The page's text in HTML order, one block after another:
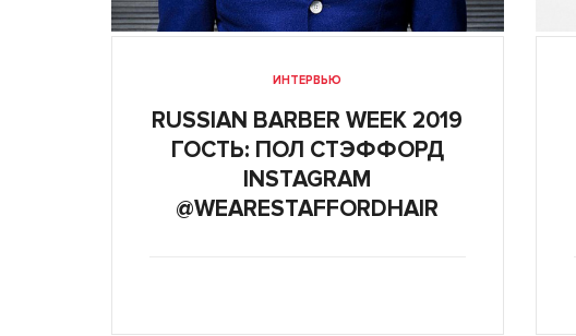
ИНТЕРВЬЮ
RUSSIAN BARBER WEEK 2019
ГОСТЬ: ПОЛ СТЭФФОРД
INSTAGRAM
@WEARESTAFFORDHAIR